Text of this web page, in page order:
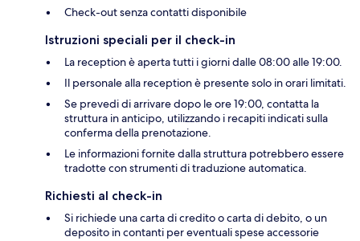
Check-out senza contatti disponibile
Istruzioni speciali per il check-in
La reception è aperta tutti i giorni dalle 08:00 alle 19:00.
Il personale alla reception è presente solo in orari limitati.
Se prevedi di arrivare dopo le ore 19:00, contatta la
struttura in anticipo, utilizzando i recapiti indicati sulla
conferma della prenotazione.
Le informazioni fornite dalla struttura potrebbero essere
tradotte con strumenti di traduzione automatica.
Richiesti al check-in
Si richiede una carta di credito o carta di debito, o un
deposito in contanti per eventuali spese accessorie